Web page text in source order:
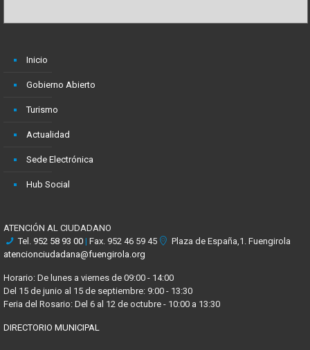
Inicio
Gobierno Abierto
Turismo
Actualidad
Sede Electrónica
Hub Social
ATENCIÓN AL CIUDADANO
Tel. 952 58 93 00 | Fax. 952 46 59 45
Plaza de España,1. Fuengirola
atencionciudadana@fuengirola.org
Horario: De lunes a viernes de 09:00 - 14:00
Del 15 de junio al 15 de septiembre: 9:00 - 13:30
Feria del Rosario: Del 6 al 12 de octubre - 10:00 a 13:30
DIRECTORIO MUNICIPAL